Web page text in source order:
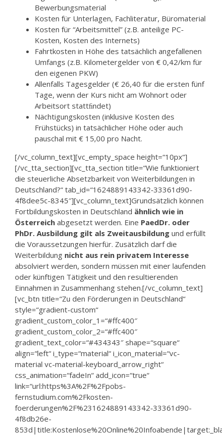
Bewerbungsmaterial
Kosten für Unterlagen, Fachliteratur, Büromaterial
Kosten für “Arbeitsmittel” (z.B. anteilige PC-
Kosten, Kosten des Internets)
Fahrtkosten in Höhe des tatsächlich angefallenen
Umfangs (z.B. Kilometergelder von € 0,42/km für
den eigenen PKW)
Allenfalls Tagesgelder (€ 26,40 für die ersten fünf
Tage, wenn der Kurs nicht am Wohnort oder
Arbeitsort stattﬁndet)
Nächtigungskosten (inklusive Kosten des
Frühstücks) in tatsächlicher Höhe oder auch
pauschal mit € 15,00 pro Nacht.
[/vc_column_text][vc_empty_space height=“10px“]
[/vc_tta_section][vc_tta_section title=“Wie funktioniert
die steuerliche Absetzbarkeit von Weiterbildungen in
Deutschland?“ tab_id=“1624889143342-33361d90-
4f8dee5c-8345″][vc_column_text]Grundsätzlich können
Fortbildungskosten in Deutschland ähnlich wie in
Österreich abgesetzt werden. Eine PaedDr. oder
PhDr. Ausbildung gilt als Zweitausbildung und erfüllt
die Voraussetzungen hierfür. Zusätzlich darf die
Weiterbildung nicht aus rein privatem Interesse
absolviert werden, sondern müssen mit einer laufenden
oder künftigen Tätigkeit und den resultierenden
Einnahmen in Zusammenhang stehen.[/vc_column_text]
[vc_btn title=“Zu den Förderungen in Deutschland“
style=“gradient-custom“
gradient_custom_color_1=“#ffc400″
gradient_custom_color_2=“#ffc400″
gradient_text_color=“#434343″ shape=“square“
align=“left“ i_type=“material“ i_icon_material=“vc-
material vc-material-keyboard_arrow_right“
css_animation=“fadeIn“ add_icon=“true“
link=“url:https%3A%2F%2Fpobs-
fernstudium.com%2Fkosten-
foerderungen%2F%231624889143342-33361d90-
4f8db26e-